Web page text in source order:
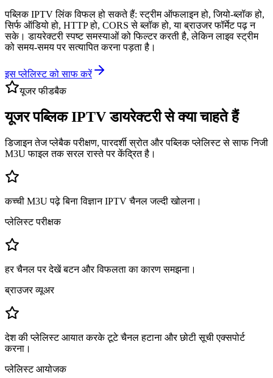
पब्लिक IPTV लिंक विफल हो सकते हैं: स्ट्रीम ऑफलाइन हो, जियो-ब्लॉक हो,
सिर्फ ऑडियो हो, HTTP हो, CORS से ब्लॉक हो, या ब्राउजर फॉर्मेट पढ़ न
सके। डायरेक्टरी स्पष्ट समस्याओं को फिल्टर करती है, लेकिन लाइव स्ट्रीम
को समय-समय पर सत्यापित करना पड़ता है।
इस प्लेलिस्ट को साफ करें
यूजर फीडबैक
यूजर पब्लिक IPTV डायरेक्टरी से क्या चाहते हैं
डिजाइन तेज प्लेबैक परीक्षण, पारदर्शी स्रोत और पब्लिक प्लेलिस्ट से साफ निजी
M3U फाइल तक सरल रास्ते पर केंद्रित है।
कच्ची M3U पढ़े बिना विज्ञान IPTV चैनल जल्दी खोलना।
प्लेलिस्ट परीक्षक
हर चैनल पर देखें बटन और विफलता का कारण समझना।
ब्राउजर व्यूअर
देश की प्लेलिस्ट आयात करके टूटे चैनल हटाना और छोटी सूची एक्सपोर्ट
करना।
प्लेलिस्ट आयोजक